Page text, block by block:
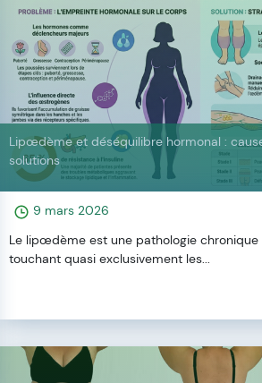
9 mars 2026
Lipœdème et déséquilibre hormonal :
solutions
Le lipœdème est une pathologie
touchant quasi exclusivement les...